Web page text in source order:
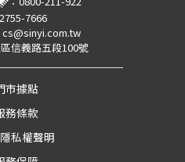
7666
cs@sinyi.com.tw
信義路五段100號
市據點
務條款
私權聲明